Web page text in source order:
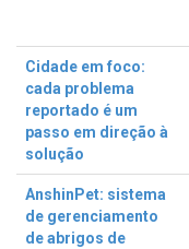
Cidade em foco:
cada problema
reportado é um
passo em direção à
solução
AnshinPet: sistema
de gerenciamento
de abrigos de